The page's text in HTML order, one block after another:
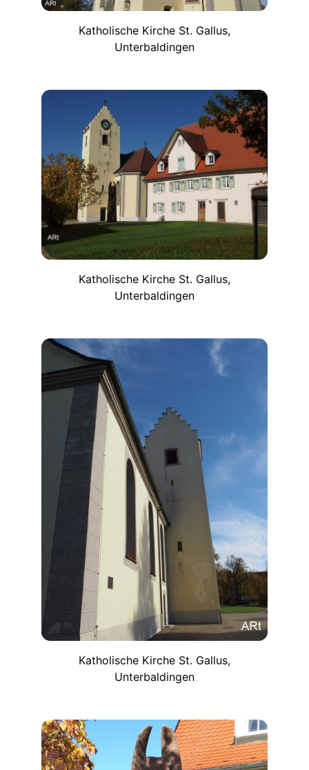
Katholische Kirche St. Gallus,
Unterbaldingen
Katholische Kirche St. Gallus,
Unterbaldingen
Katholische Kirche St. Gallus,
Unterbaldingen